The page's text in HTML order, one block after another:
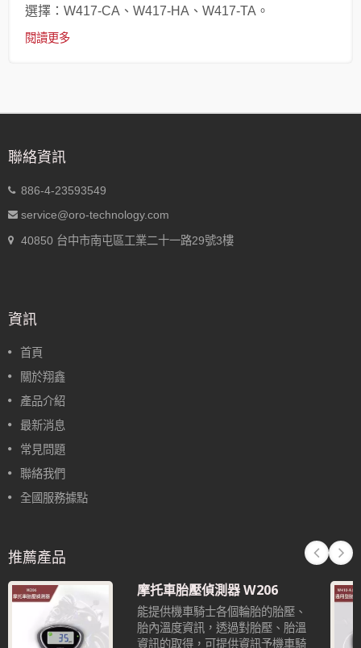
選擇：W417-CA、W417-HA、W417-TA。
閱讀更多
聯絡資訊
886-4-23593549
service@oro-technology.com
40850 台中市南屯區工業二十一路29號3樓
資訊
首頁
關於翔鑫
產品介紹
最新消息
常見問題
聯絡我們
全國服務據點
推薦產品
摩托車胎壓偵測器 W206
能提供機車騎士各個輪胎的胎壓、
胎內溫度資訊，透過對胎壓、胎溫
資訊的取得，可提供資訊予機車騎